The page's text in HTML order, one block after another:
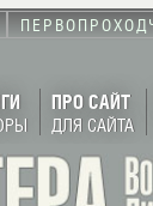
ПРО САЙТ
ДЛЯ САЙТА